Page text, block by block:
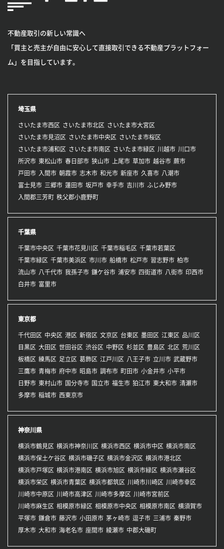
不動産取引の新しい常識へ
「買主と売主が自由に安心して直接取引できる不動産プラットフォー
ム」を目指しています。
埼玉県
さいたま市西区 さいたま市北区
さいたま市大宮区
さいたま市見沼区
さいたま市中央区
さいたま市桜区
さいたま市浦和区
さいたま市南区 さいたま市緑区 川越市 川口市
所沢市 東松山市 春日部市 狭山市 上尾市 草加市 越谷市 蕨市
戸田市 入間市 朝霞市 志木市 和光市 新座市 久喜市 八潮市
富士見市 三郷市 蓮田市 坂戸市 幸手市 吉川市 ふじみ野市
入間郡三芳町 秩父郡小鹿野町
千葉県
千葉市中央区 千葉市花見川区 千葉市稲毛区 千葉市若葉区
千葉市緑区 千葉市美浜区 市川市 船橋市 松戸市 習志野市 柏市
流山市 八千代市 我孫子市 鎌ケ谷市 浦安市 四街道市 八街市 印西市
白井市 富里市
東京都
千代田区 中央区 港区 新宿区 文京区 台東区 墨田区 江東区 品川区
目黒区 大田区 世田谷区 渋谷区 中野区 杉並区 豊島区 北区 荒川区
板橋区 練馬区 足立区 葛飾区 江戸川区 八王子市 立川市 武蔵野市
三鷹市 青梅市 府中市 昭島市 調布市 町田市 小金井市 小平市
日野市 東村山市 国分寺市 国立市 福生市 狛江市 東大和市 清瀬市
多摩市 稲城市 西東京市
神奈川県
横浜市鶴見区 横浜市神奈川区 横浜市西区 横浜市中区 横浜市南区
横浜市保土ケ谷区 横浜市磯子区 横浜市金沢区 横浜市港北区
横浜市戸塚区 横浜市港南区 横浜市旭区 横浜市緑区 横浜市瀬谷区
横浜市栄区 横浜市青葉区 横浜市都筑区 川崎市川崎区 川崎市幸区
川崎市中原区 川崎市高津区 川崎市多摩区 川崎市宮前区
川崎市麻生区 相模原市緑区 相模原市中央区 相模原市南区 横須賀市
平塚市 鎌倉市 藤沢市 小田原市 茅ヶ崎市 逗子市 三浦市 秦野市
厚木市 大和市 海老名市 座間市 綾瀬市 中郡大磯町